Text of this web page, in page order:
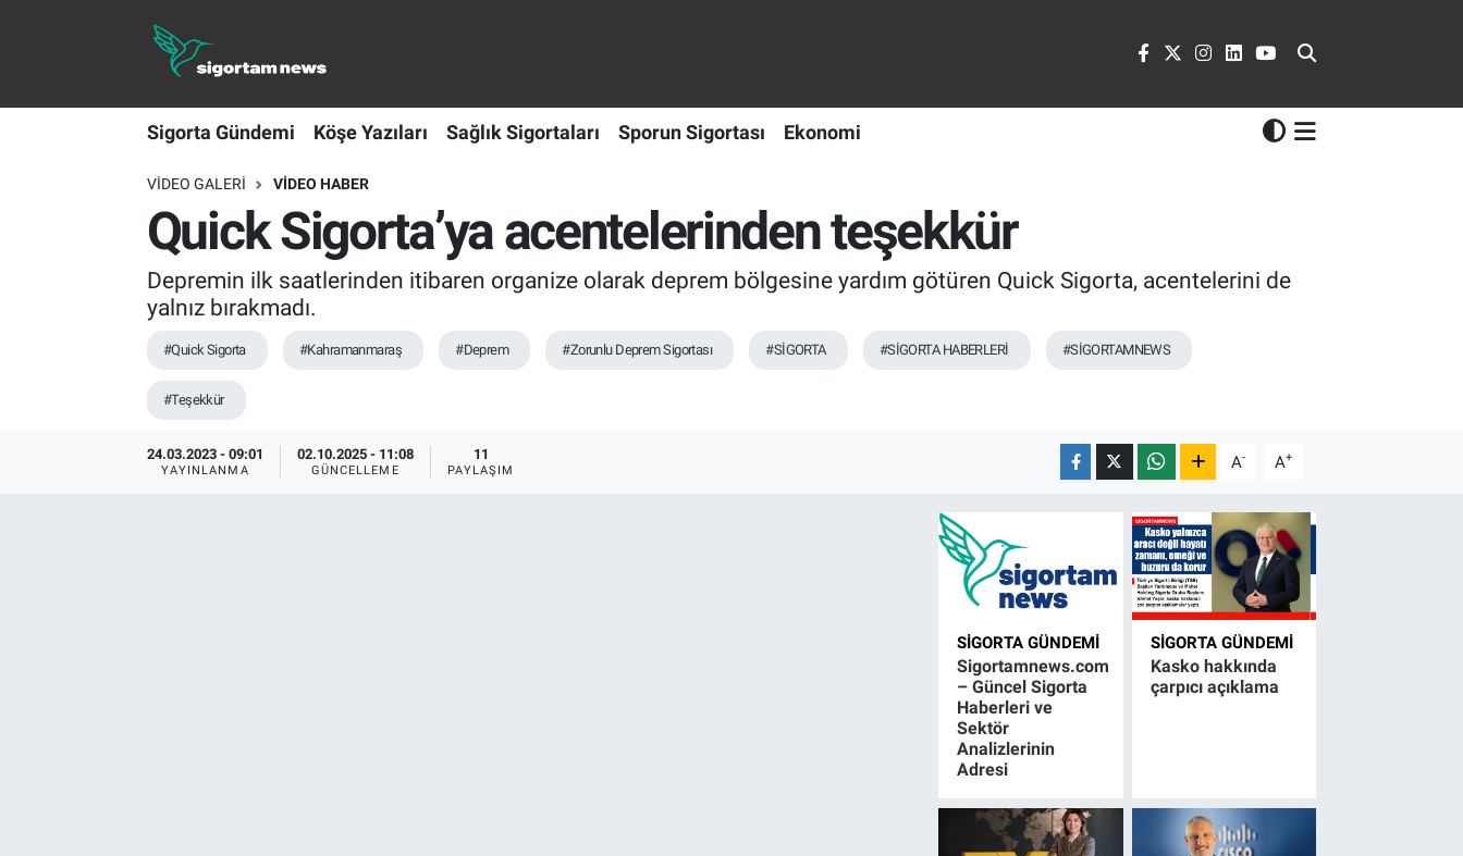
Sigorta Gündemi Köşe Yazıları Sağlık Sigortaları Sporun Sigortası Ekonomi
VIDEO GALERI VIDEO HABER
Quick Sigorta’ya acentelerinden teşekkür
Depremin ilk saatlerinden itibaren organize olarak deprem bölgesine yardım götüren Quick Sigorta, acentelerini de
yalnız bırakmadı.
#Quick Sigorta #Kahramanmaraş #Deprem #Zorunlu Deprem Sigortası #SİGORTA #SİGORTA HABERLERİ #SİGORTAMNEWS
#Teşekkür
24.03.2023 - 09:01
YAYINLANMA
02.10.2025 - 11:08
GÜNCELLEME
11
PAYLAŞIM A- A+
SIGORTA GÜNDEMI
Sigortamnews.com
– Güncel Sigorta
Haberleri ve
Sektör
Analizlerinin
Adresi
SIGORTA GÜNDEMI
Kasko hakkında
çarpıcı açıklama
Sigorta Gündemi
Köşe Yazıları
Sağlık Sigortaları
Sporun Sigortası